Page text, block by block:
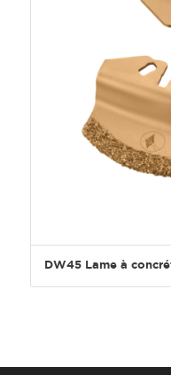
DW45 Lame à